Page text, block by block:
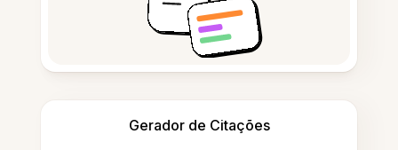
Gerador de Citações